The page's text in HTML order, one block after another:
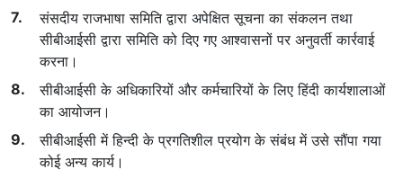
संसदीय राजभाषा समिति द्वारा अपेक्षित सूचना का संकलन तथा
सीबीआईसी द्वारा समिति को दिए गए आश्वासनों पर अनुवर्ती कार्रवाई
करना।
सीबीआईसी के अधिकारियों और कर्मचारियों के लिए हिंदी कार्यशालाओं
का आयोजन।
सीबीआईसी में हिन्दी के प्रगतिशील प्रयोग के संबंध में उसे सौंपा गया
कोई अन्य कार्य।